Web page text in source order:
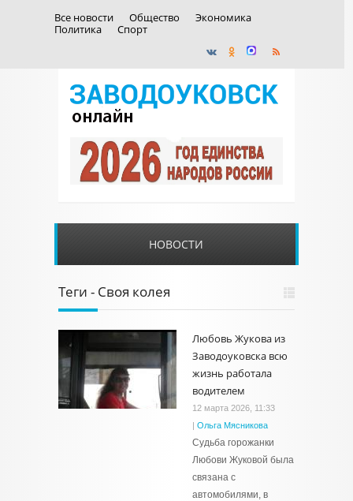
Все новости Общество
Экономика
Политика
Спорт
НОВОСТИ
Теги - Своя колея
Любовь Жукова из
Заводоуковска всю
жизнь работала
водителем
12 марта 2026, 11:33
| Ольга Мясникова
Судьба горожанки
Любови Жуковой была
связана с
автомобилями, в